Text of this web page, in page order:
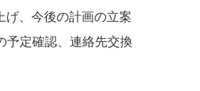
げ、今後の計画の立案
定確認、連絡先交換